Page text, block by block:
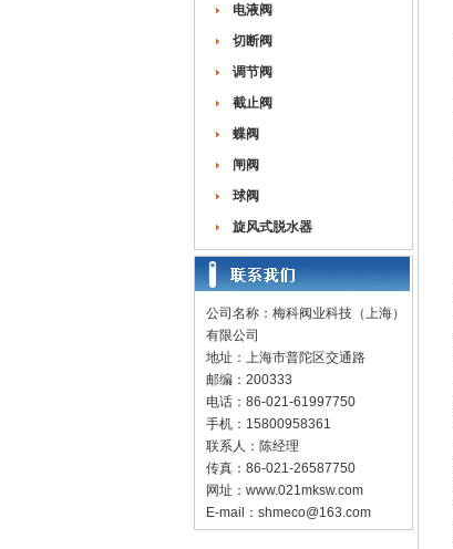
电液阀
切断阀
调节阀
截止阀
蝶阀
闸阀
球阀
旋风式脱水器
公司名称：梅科阀业科技（上海）
有限公司
地址：上海市普陀区交通路
邮编：200333
电话：86-021-61997750
手机：15800958361
联系人：陈经理
传真：86-021-26587750
网址： www.021mksw.com
E-mail： shmeco@163.com